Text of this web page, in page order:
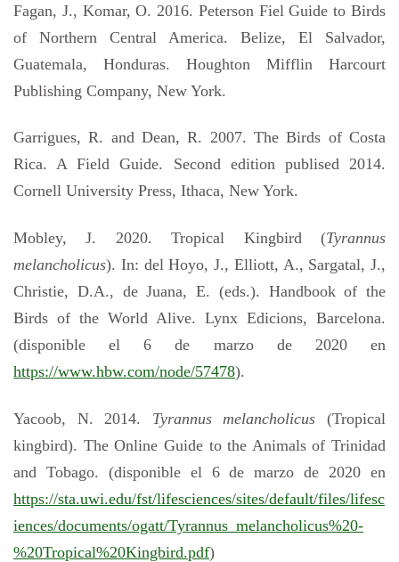
Fagan, J., Komar, O. 2016. Peterson Fiel Guide to Birds
of Northern Central America. Belize, El Salvador,
Guatemala, Honduras. Houghton Mifflin Harcourt
Publishing Company, New York.
Garrigues, R. and Dean, R. 2007. The Birds of Costa
Rica. A Field Guide. Second edition publised 2014.
Cornell University Press, Ithaca, New York.
Mobley, J. 2020. Tropical Kingbird (Tyrannus
melancholicus). In: del Hoyo, J., Elliott, A., Sargatal, J.,
Christie, D.A., de Juana, E. (eds.). Handbook of the
Birds of the World Alive. Lynx Edicions, Barcelona.
(disponible el 6 de marzo de 2020 en
https://www.hbw.com/node/57478).
Yacoob, N. 2014. Tyrannus melancholicus (Tropical
kingbird). The Online Guide to the Animals of Trinidad
and Tobago. (disponible el 6 de marzo de 2020 en
https://sta.uwi.edu/fst/lifesciences/sites/default/files/lifesc
iences/documents/ogatt/Tyrannus_melancholicus%20-
%20Tropical%20Kingbird.pdf)